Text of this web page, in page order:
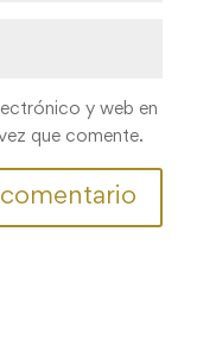
y web en
que comente.